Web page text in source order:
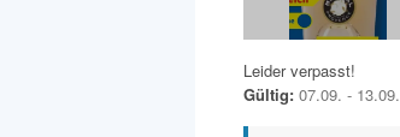
Leider verpasst!
Gültig: 07.09. - 13.09.